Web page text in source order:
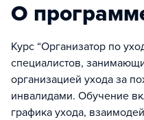
О
Курс “Организатор по
специалистов,
организацией ухода за
инвалидами. Обучение
графика ухода,